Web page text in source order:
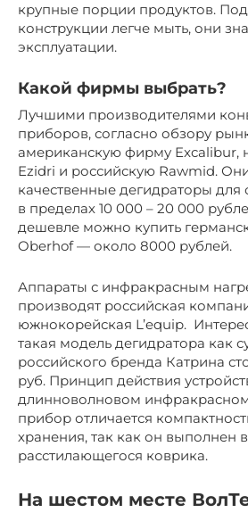
крупные порции продуктов.
конструкции легче мыть, они
эксплуатации.
Какой фирмы выбрать?
Лучшими производителями
приборов, согласно обзору
американскую фирму Excalibur,
Ezidri и российскую Rawmid.
качественные дегидраторы
в пределах 10 000 – 20 000
дешевле можно купить
Oberhof — около 8000 рублей.
Аппараты с инфракрасным
производят российская
южнокорейская L’equip.
такая модель дегидратора как
российского бренда Катрина
руб. Принцип действия
длинноволновом
прибор отличается
хранения, так как он выполнен
расстилающегося коврика.
На шестом месте